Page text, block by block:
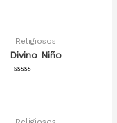
Religiosos
Divino Niño